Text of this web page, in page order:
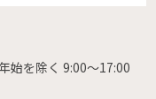
始を除く 9:00〜17:00